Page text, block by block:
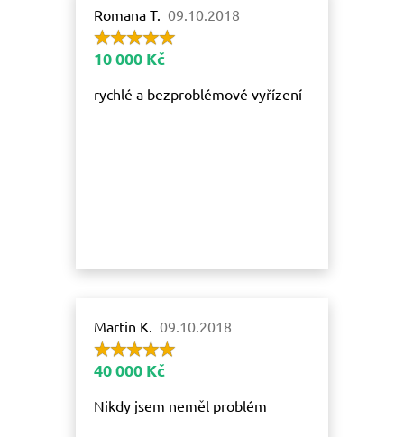
Romana T. 09.10.2018
10 000 Kč
rychlé a bezproblémové vyřízení
Martin K. 09.10.2018
40 000 Kč
Nikdy jsem neměl problém